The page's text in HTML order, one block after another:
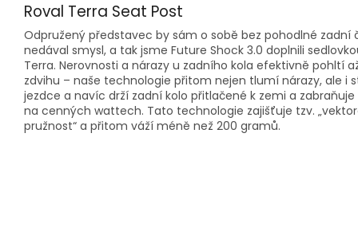
Roval Terra Seat Post
Odpružený představec by sám o sobě bez pohodlné zadní
nedával smysl, a tak jsme Future Shock 3.0 doplnili
Terra. Nerovnosti a nárazy u zadního kola efektivně pohltí
zdvihu – naše technologie přitom nejen tlumí nárazy, ale i
jezdce a navíc drží zadní kolo přitlačené k zemi a
na cenných wattech. Tato technologie zajišťuje tzv.
pružnost“ a přitom váží méně než 200 gramů.